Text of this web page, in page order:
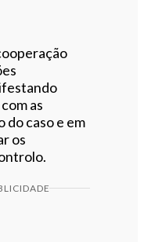
as
caso e em
os